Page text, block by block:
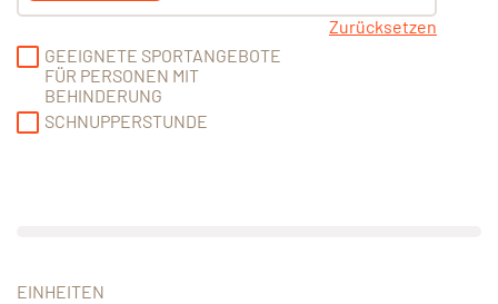
Zurücksetzen
GEEIGNETE SPORTANGEBOTE
FÜR PERSONEN MIT
BEHINDERUNG
SCHNUPPERSTUNDE
EINHEITEN